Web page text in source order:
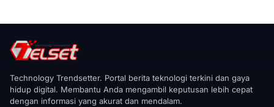
Technology Trendsetter. Portal berita teknologi terkini dan gaya
hidup digital. Membantu Anda mengambil keputusan lebih cepat
dengan informasi yang akurat dan mendalam.